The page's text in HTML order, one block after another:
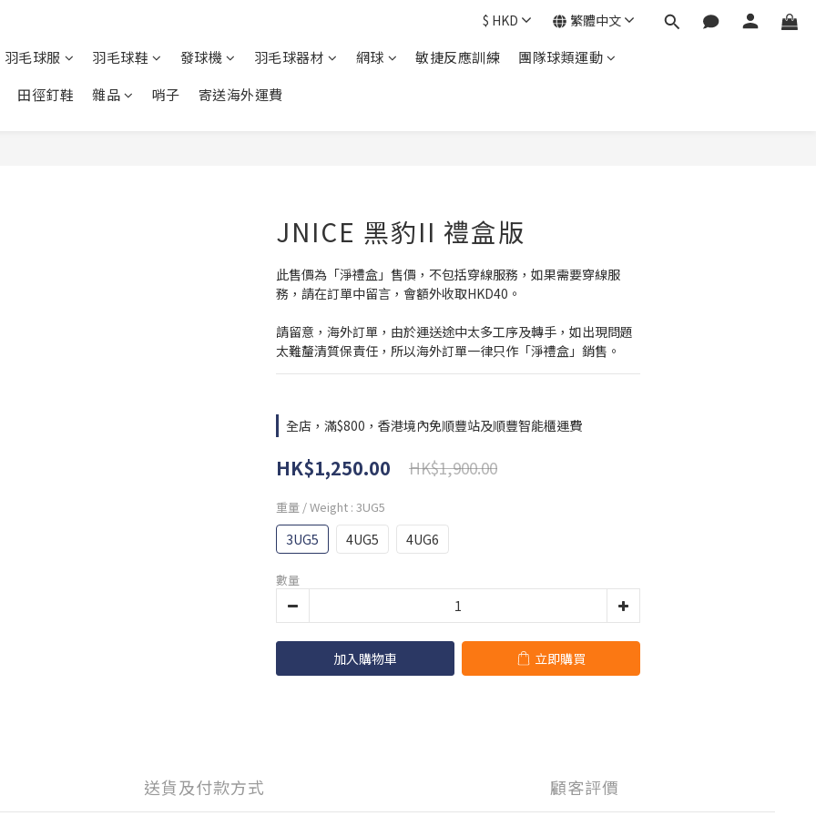
羽毛球服 羽毛球鞋 發球機 羽毛球器材 網球 敏捷反應訓練
團隊球類運動
田徑釘鞋
雜品 哨子 寄送海外運費
$ HKD 繁體中文
JNICE 黑豹II 禮盒版
此售價為「淨禮盒」售價，不包括穿線服務，如果需要穿線服
務，請在訂單中留言，會額外收取HKD40。
請留意，海外訂單，由於運送途中太多工序及轉手，如出現問題
太難釐清質保責任，所以海外訂單一律只作「淨禮盒」銷售。
全店，滿$800，香港境內免順豐站及順豐智能櫃運費
HK$1,250.00 HK$1,900.00
重量 / Weight : 3UG5
3UG5 4UG5 4UG6
數量
加入購物車 立即購買
送貨及付款方式 顧客評價